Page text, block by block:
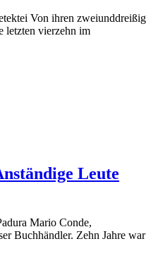
Von ihren zweiunddreißig
letzten vierzehn im
Leute
Mario Conde,
Buchhändler. Zehn Jahre war